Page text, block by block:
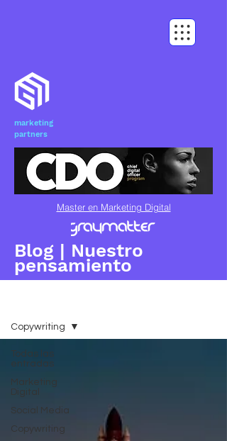
marketing
partners
Master en Marketing Digital
Blog | Nuestro
pensamiento
Todas las
entradas
Marketing
Digital
Social Media
Copywriting
Copywriting